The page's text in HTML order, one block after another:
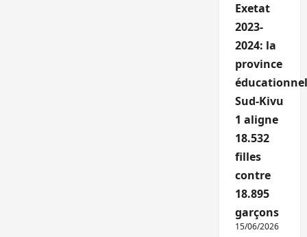
Exetat
2023-
2024: la
province
Sud-Kivu
1 aligne
18.532
filles
contre
18.895
garçons
15/06/2026